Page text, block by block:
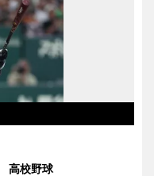
高校野球